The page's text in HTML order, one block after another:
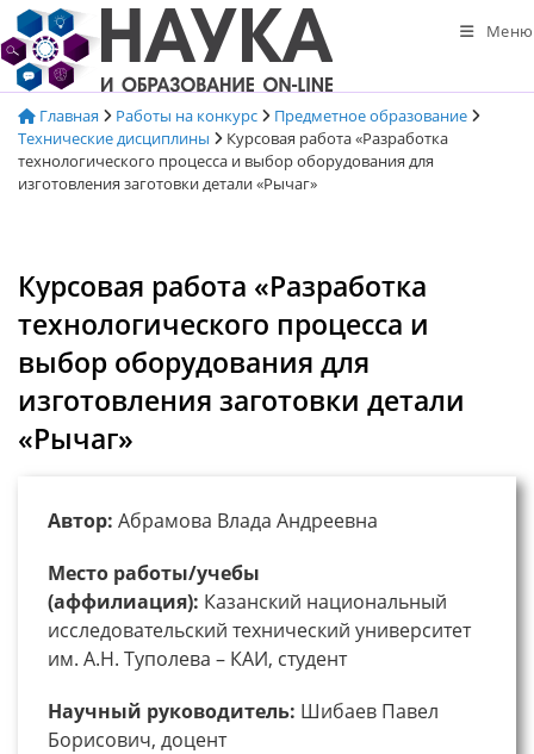
Перейти
к
содержимому
Меню
Главная Работы на конкурс
Предметное образование
Технические дисциплины
Курсовая работа «Разработка
технологического процесса и выбор оборудования для
изготовления заготовки детали «Рычаг»
Курсовая работа «Разработка
технологического процесса и
выбор оборудования для
изготовления заготовки детали
«Рычаг»
Автор: Абрамова Влада Андреевна
Место работы/учебы
(аффилиация): Казанский национальный
исследовательский технический университет
им. А.Н. Туполева – КАИ, студент
Научный руководитель: Шибаев Павел
Борисович, доцент